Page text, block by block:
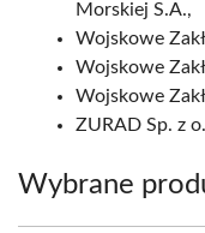
Morskiej S.A.,
Wojskowe
Wojskowe
Wojskowe
ZURAD Sp. z
Wybrane